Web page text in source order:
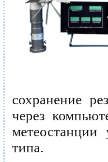
сохранение
через
метеостанции
типа.